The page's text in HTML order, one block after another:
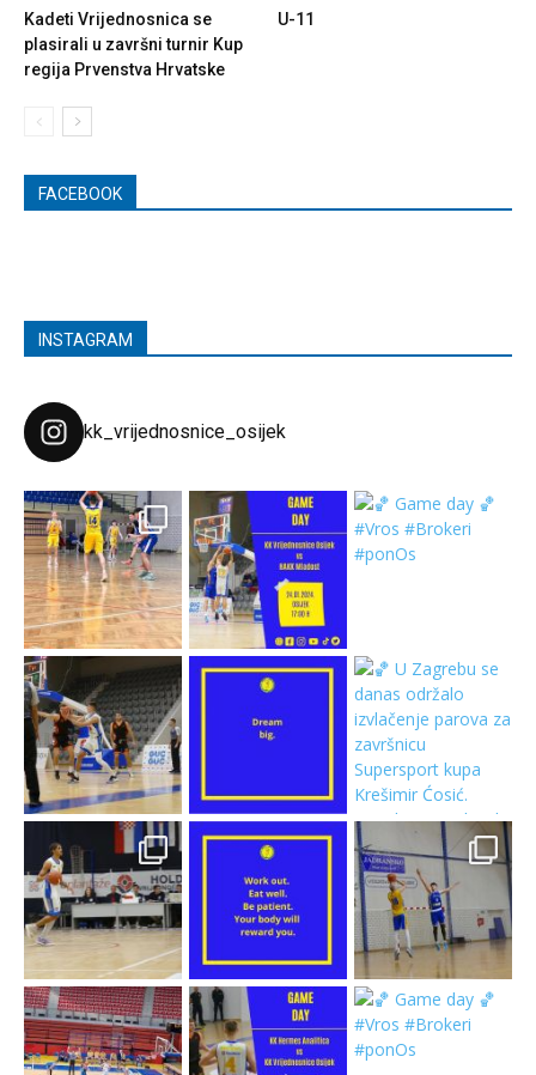
Kadeti Vrijednosnica se
plasirali u završni turnir Kup
regija Prvenstva Hrvatske
U-11
FACEBOOK
INSTAGRAM
kk_vrijednosnice_osijek